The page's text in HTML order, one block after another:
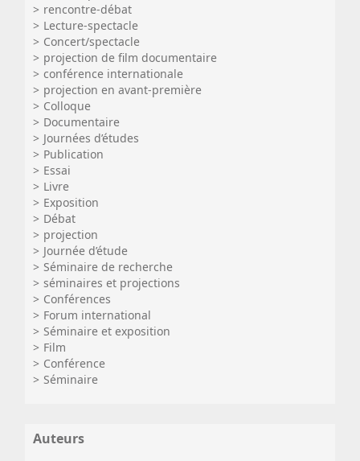
rencontre-débat
Lecture-spectacle
Concert/spectacle
projection de film documentaire
conférence internationale
projection en avant-première
Colloque
Documentaire
Journées d’études
Publication
Essai
Livre
Exposition
Débat
projection
Journée d’étude
Séminaire de recherche
séminaires et projections
Conférences
Forum international
Séminaire et exposition
Film
Conférence
Séminaire
Auteurs